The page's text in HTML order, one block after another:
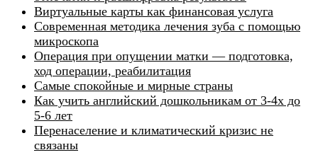
Виртуальные карты как финансовая услуга
Современная методика лечения зуба с помощью
микроскопа
Операция при опущении матки — подготовка,
ход операции, реабилитация
Самые спокойные и мирные страны
Как учить английский дошкольникам от 3-4х до
5-6 лет
Перенаселение и климатический кризис не
связаны